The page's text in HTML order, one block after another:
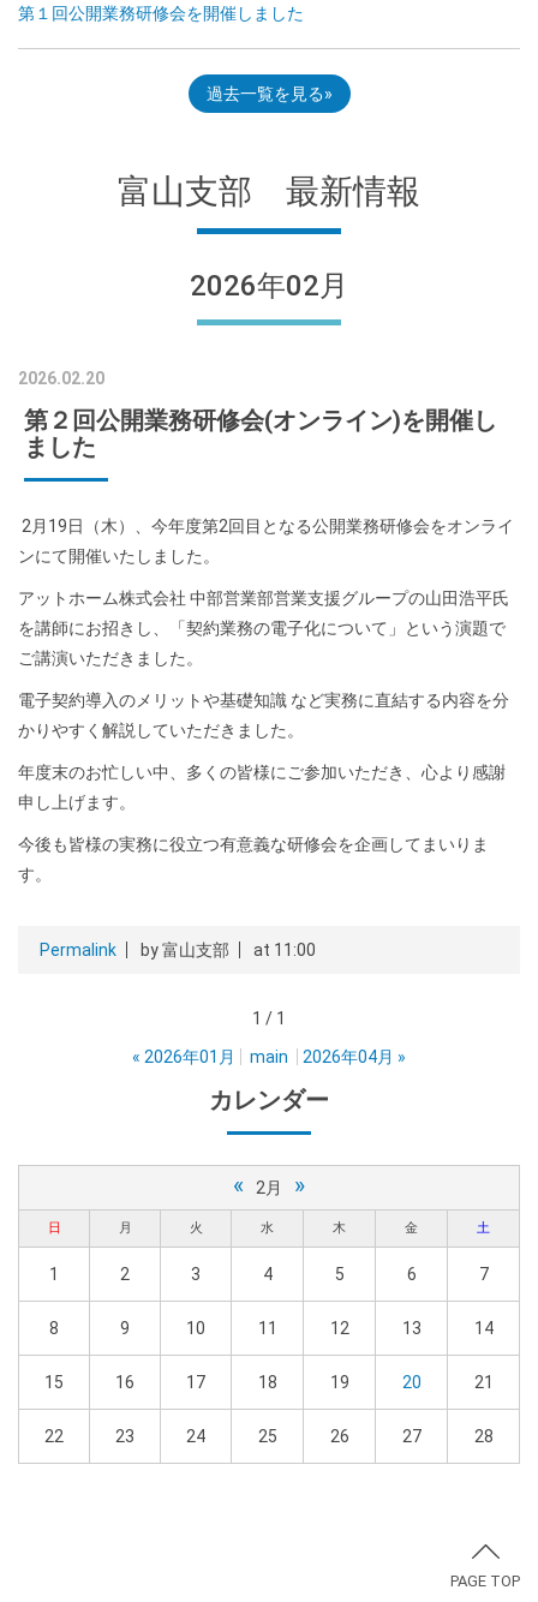
第１回公開業務研修会を開催しました
過去一覧を見る
富山支部 最新情報
2026年02月
2026.02.20
第２回公開業務研修会(オンライン)を開催し
ました
2月 19日（木）、今年度第2回目となる公開業務研修会をオンライ
ンにて開催いたしました。
アットホーム株式会社 中部営業部営業支援グループの山田浩平氏
を講師にお招きし、「契約業務の電子化について」という演題で
ご講演いただきました。
電子契約導入のメリットや基礎知識 など実務に直結する内容を分
かりやすく解説していただきました。
年度末のお忙しい中、多くの皆様にご参加いただき、心より感謝
申し上げます。
今後も皆様の実務に役立つ有意義な研修会を企画してまいりま
す。
Permalink by 富山支部 at 11:00
1 / 1
« 2026年01月 main 2026年04月 »
カレンダー
« 2月 »
日 月 火 水 木 金 土
1 2 3 4 5 6 7
8 9 10 11 12 13 14
15 16 17 18 19 20 21
22 23 24 25 26 27 28
PAGE TOP